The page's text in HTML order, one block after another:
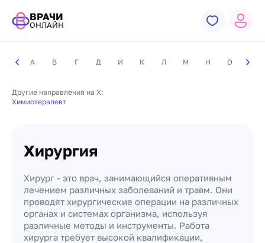
ВРАЧИ
ОНЛАЙН
А В Г Д И К Л М Н О П
Другие направления на Х:
Химиотерапевт
Хирургия
Хирург - это врач, занимающийся оперативным
лечением различных заболеваний и травм. Они
проводят хирургические операции на различных
органах и системах организма, используя
различные методы и инструменты. Работа
хирурга требует высокой квалификации,